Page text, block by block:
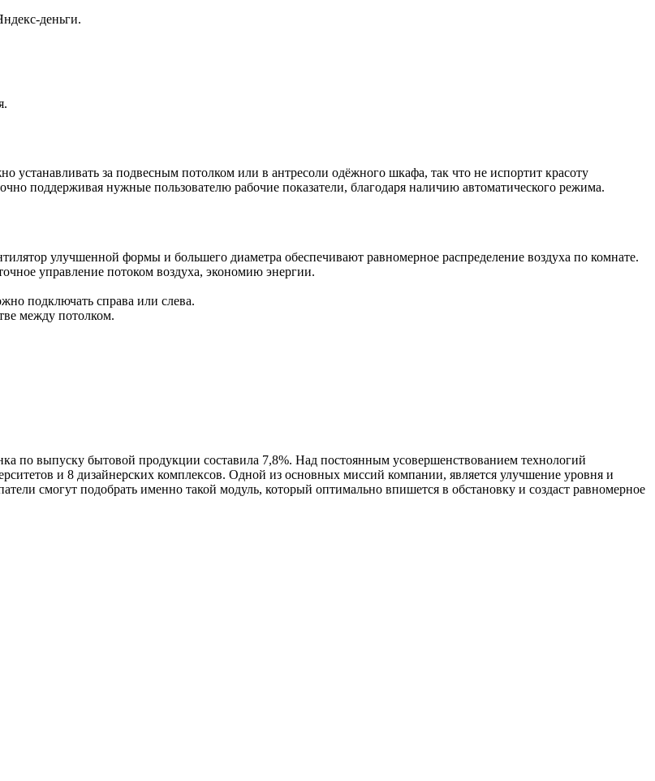
деньги.
устанавливать за подвесным потолком или в антресоли одёжного шкафа, так что не испортит красоту
поддерживая нужные пользователю рабочие показатели, благодаря наличию автоматического режима.
улучшенной формы и большего диаметра обеспечивают равномерное распределение воздуха по комнате.
управление потоком воздуха, экономию энергии.
подключать справа или слева.
между потолком.
по выпуску бытовой продукции составила 7,8%. Над постоянным усовершенствованием технологий
и 8 дизайнерских комплексов. Одной из основных миссий компании, является улучшение уровня и
смогут подобрать именно такой модуль, который оптимально впишется в обстановку и создаст равномерное